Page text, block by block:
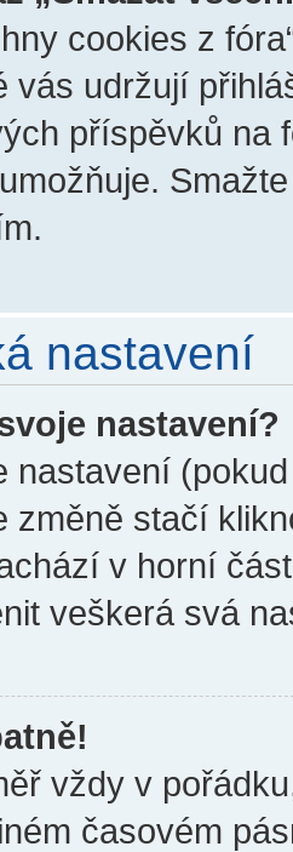
cookies z
vás udržují
příspěvků na
nastavení
nastavení?
nastavení
změně stačí
v horní
veškerá svá
vždy v
časovém